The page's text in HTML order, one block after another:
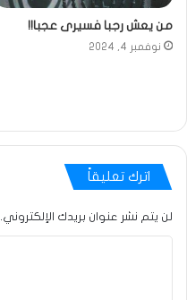
من يعش رجبا فسيرى عجبا!!
نوفمبر 4, 2024
اترك تعليقاً
لن يتم نشر عنوان بريدك الإلكتروني.